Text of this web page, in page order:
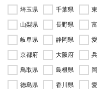
埼玉県
千葉県
山梨県
長野県
岐阜県
静岡県
京都府
大阪府
鳥取県
島根県
徳島県
香川県